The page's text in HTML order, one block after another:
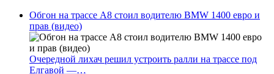
Обгон на трассе А8 стоил водителю BMW 1400 евро и
прав (видео)
Очередной лихач решил устроить ралли на трассе под
Елгавой —…